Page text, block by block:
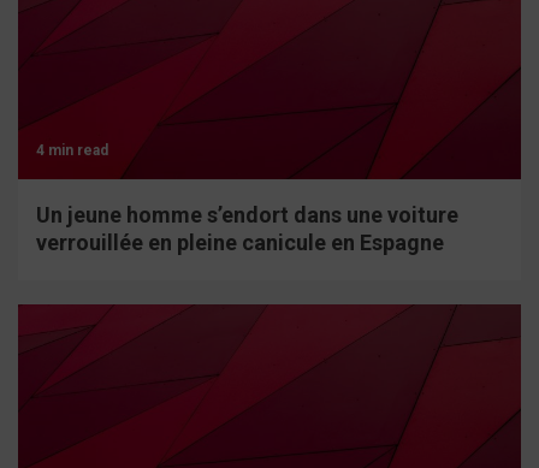
4 min read
Un jeune homme s’endort dans une voiture
verrouillée en pleine canicule en Espagne